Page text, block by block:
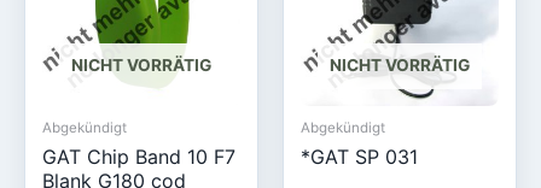
NICHT VORRÄTIG
Abgekündigt
GAT Chip Band 10 F7
Blank G180 cod
NICHT VORRÄTIG
Abgekündigt
*GAT SP 031